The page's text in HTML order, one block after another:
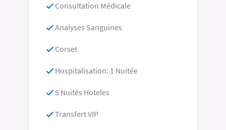
Consultation Médicale
Analyses Sanguines
Corset
Hospitalisation: 1 Nuitée
5 Nuités Hoteles
Transfert VIP